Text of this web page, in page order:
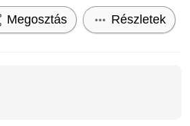
Megosztás Részletek